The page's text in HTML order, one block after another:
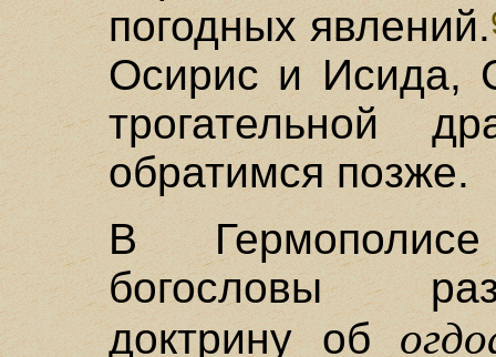
погодных явлений.
Осирис и Исида,
трогательной
обратимся позже.
В
богословы
доктрину об